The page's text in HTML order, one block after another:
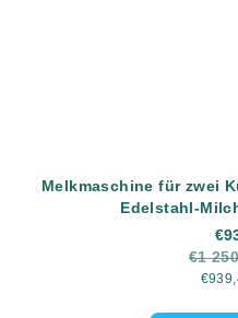
Melkmaschine für zwei
Edelstahl-
€1